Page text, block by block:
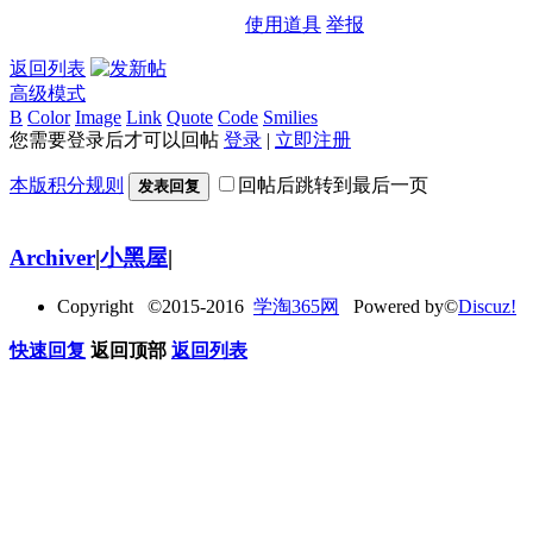
使用道具 举报
返回列表
高级模式
B Color Image Link Quote Code Smilies
您需要登录后才可以回帖 登录 | 立即注册
本版积分规则 发表回复 回帖后跳转到最后一页
Archiver|小黑屋|
Copyright ©2015-2016 学淘365网 Powered by©Discuz!
快速回复 返回顶部 返回列表